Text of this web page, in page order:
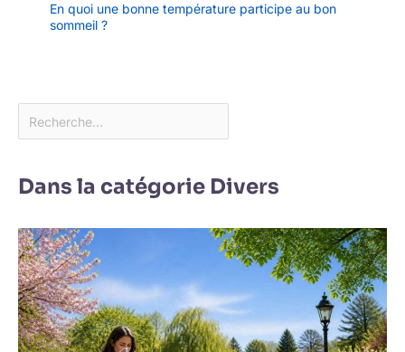
En quoi une bonne température participe au bon
sommeil ?
Dans la catégorie Divers